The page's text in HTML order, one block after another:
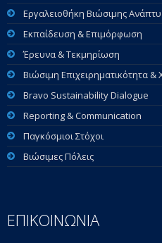
Εργαλειοθήκη Βιώσιμης
Εκπαίδευση & Επιμόρφωση
Έρευνα & Τεκμηρίωση
Βιώσιμη Επιχειρηματικότητα
Bravo Sustainability Dialogue
Reporting & Communication
Παγκόσμιοι Στόχοι
Βιώσιμες Πόλεις
ΕΠΙΚΟΙΝΩΝΙΑ